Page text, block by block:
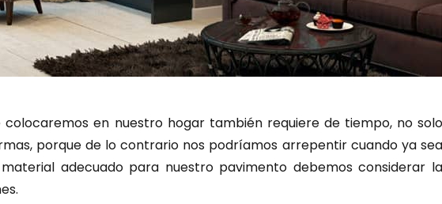
colocaremos en nuestro hogar también requiere de tiempo, no solo
porque de lo contrario nos podríamos arrepentir cuando ya sea
adecuado para nuestro pavimento debemos considerar la